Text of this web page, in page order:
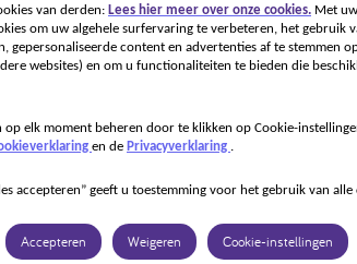
2
van derden: Lees hier meer over onze cookies. Met
om uw algehele surfervaring te verbeteren, het gebruik
gepersonaliseerde content en advertenties af te stemmen
websites) en om u functionaliteiten te bieden die
elk moment beheren door te klikken op Cookie-
en de Privacyverklaring .
accepteren” geeft u toestemming voor het gebruik van alle
Accepteren Weigeren Cookie-instellingen